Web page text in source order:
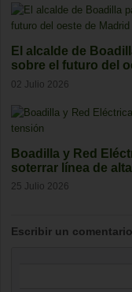
El alcalde de
sobre el futuro del
02 Julio 2026
Boadilla y Red
soterrar línea de
25 Julio 2026
Escribir un comentario